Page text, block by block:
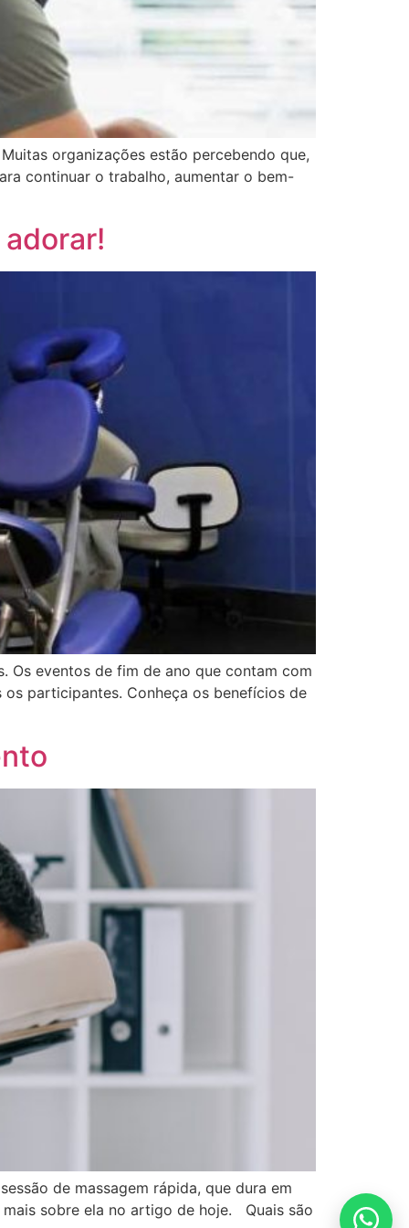
organizações estão percebendo que,
continuar o trabalho, aumentar o bem-
Os eventos de fim de ano que contam com
participantes. Conheça os benefícios de
de massagem rápida, que dura em
sobre ela no artigo de hoje. Quais são